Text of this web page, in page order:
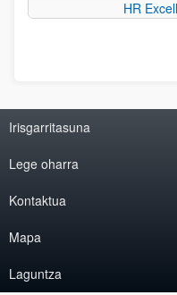
HR
Irisgarritasuna
Lege oharra
Kontaktua
Mapa
Laguntza